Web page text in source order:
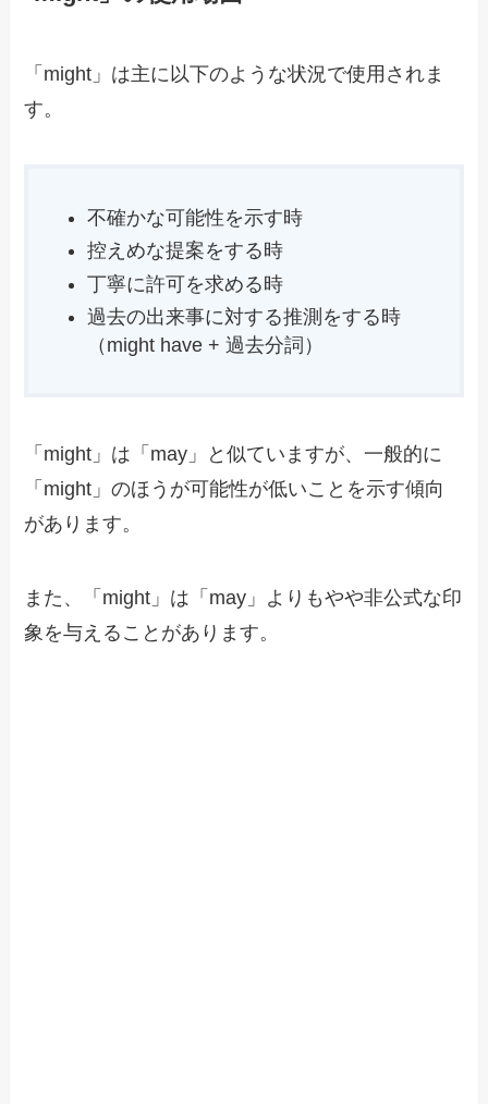
「might」は主に以下のような状況で使用されま
す。
不確かな可能性を示す時
控えめな提案をする時
丁寧に許可を求める時
過去の出来事に対する推測をする時
（might have + 過去分詞）
「might」は「may」と似ていますが、一般的に
「might」のほうが可能性が低いことを示す傾向
があります。
また、「might」は「may」よりもやや非公式な印
象を与えることがあります。